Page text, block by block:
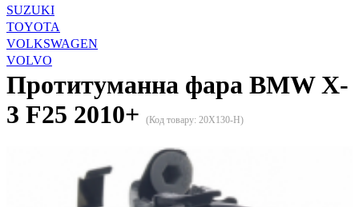
SUZUKI
TOYOTA
VOLKSWAGEN
VOLVO
Протитуманна фара BMW X-
3 F25 2010+
(Код товару: 20X130-H)